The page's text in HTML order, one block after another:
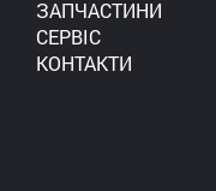
ЗАПЧАСТИНИ
СЕРВІС
КОНТАКТИ